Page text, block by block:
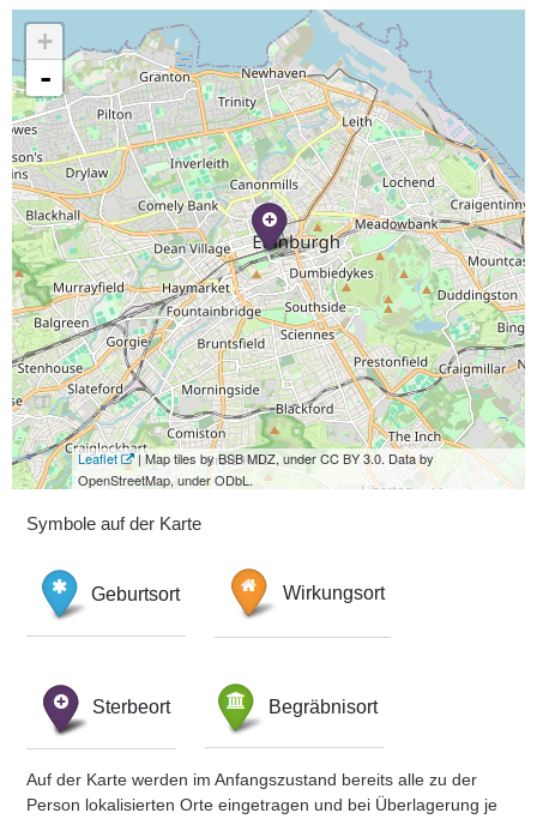
+
-
Leaflet
| Map tiles by BSB MDZ, under CC BY 3.0. Data by
OpenStreetMap, under ODbL.
Symbole auf der Karte
Geburtsort Wirkungsort
Sterbeort Begräbnisort
Auf der Karte werden im Anfangszustand bereits alle zu der
Person lokalisierten Orte eingetragen und bei Überlagerung je